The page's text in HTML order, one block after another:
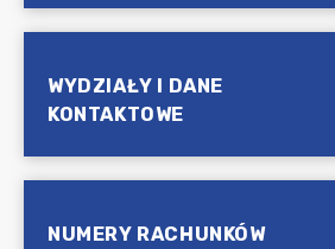
WYDZIAŁY I DANE
KONTAKTOWE
NUMERY RACHUNKÓW